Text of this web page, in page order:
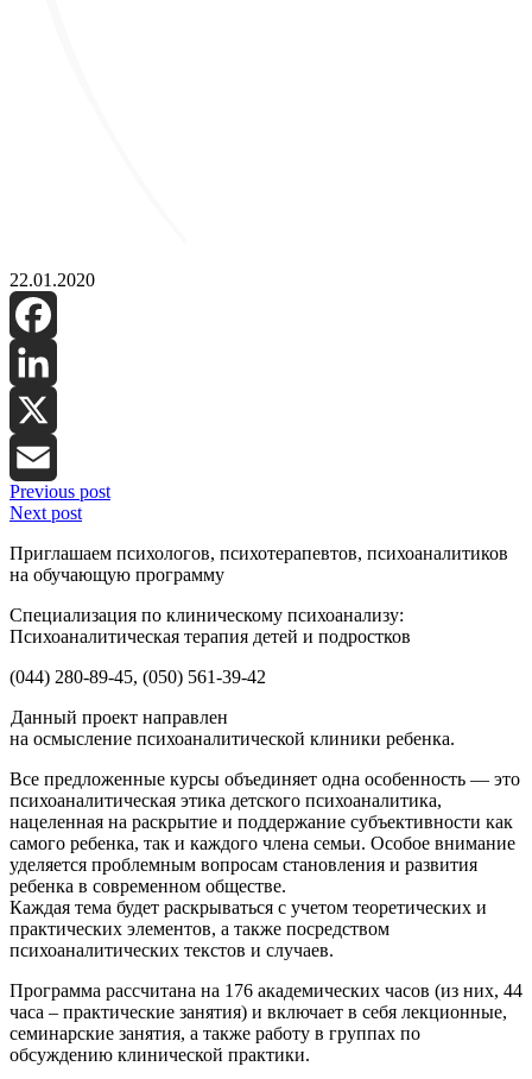
22.01.2020
Facebook
LinkedIn
X
Email
Previous post
Next post
Приглашаем психологов, психотерапевтов, психоаналитиков
на обучающую программу
Специализация по клиническому психоанализу:
Психоаналитическая терапия детей и подростков
(044) 280-89-45, (050) 561-39-42
Данный проект направлен
на осмысление психоаналитической клиники ребенка.
Все предложенные курсы объединяет одна особенность — это
психоаналитическая этика детского психоаналитика,
нацеленная на раскрытие и поддержание субъективности как
самого ребенка, так и каждого члена семьи. Особое внимание
уделяется проблемным вопросам становления и развития
ребенка в современном обществе.
Каждая тема будет раскрываться с учетом теоретических и
практических элементов, а также посредством
психоаналитических текстов и случаев.
Программа рассчитана на 176 академических часов (из них, 44
часа – практические занятия) и включает в себя лекционные,
семинарские занятия, а также работу в группах по
обсуждению клинической практики.